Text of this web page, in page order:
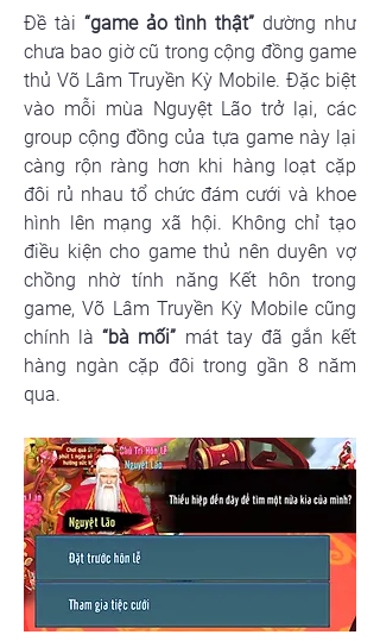
Đề tài “game ảo tình thật” dường như
chưa bao giờ cũ trong cộng đồng game
thủ Võ Lâm Truyền Kỳ Mobile. Đặc biệt
vào mỗi mùa Nguyệt Lão trở lại, các
group cộng đồng của tựa game này lại
càng rộn ràng hơn khi hàng loạt cặp
đôi rủ nhau tổ chức đám cưới và khoe
hình lên mạng xã hội. Không chỉ tạo
điều kiện cho game thủ nên duyên vợ
chồng nhờ tính năng Kết hôn trong
game, Võ Lâm Truyền Kỳ Mobile cũng
chính là “bà mối” mát tay đã gắn kết
hàng ngàn cặp đôi trong gần 8 năm
qua.